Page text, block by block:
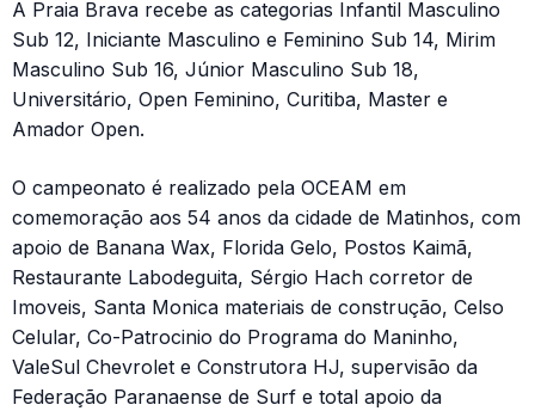
A Praia Brava recebe as categorias Infantil Masculino
Sub 12, Iniciante Masculino e Feminino Sub 14, Mirim
Masculino Sub 16, Júnior Masculino Sub 18,
Universitário, Open Feminino, Curitiba, Master e
Amador Open.
O campeonato é realizado pela OCEAM em
comemoração aos 54 anos da cidade de Matinhos, com
apoio de Banana Wax, Florida Gelo, Postos Kaimã,
Restaurante Labodeguita, Sérgio Hach corretor de
Imoveis, Santa Monica materiais de construção, Celso
Celular, Co-Patrocinio do Programa do Maninho,
ValeSul Chevrolet e Construtora HJ, supervisão da
Federação Paranaense de Surf e total apoio da